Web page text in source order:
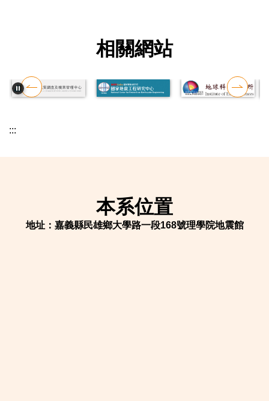
相關網站
:::
本系位置
地址：嘉義縣民雄鄉大學路一段168號理學院地震館